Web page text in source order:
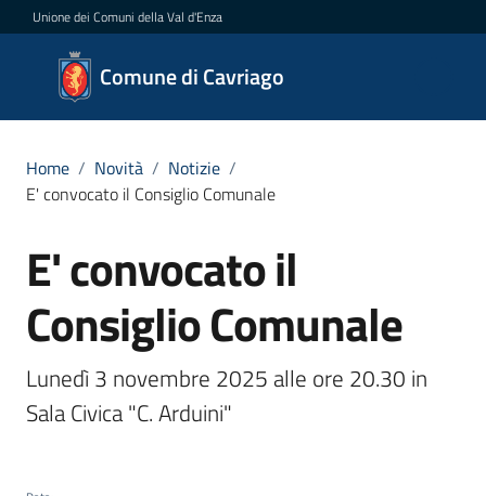
Vai al contenuto
Vai alla navigazione
Vai al footer
Unione dei Comuni della Val d'Enza
Comune di Cavriago
Comune
di
Novità
Menu selezionato
Servizi
Vivere
Home / Novità / Notizie /
E' convocato il Consiglio Comunale
Salta al contenuto
E' convocato il
Consiglio Comunale
Lunedì 3 novembre 2025 alle ore 20.30 in
Sala Civica "C. Arduini"